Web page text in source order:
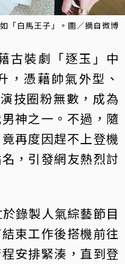
「白馬王子」。圖／摘自微博
古裝劇「逐玉」中
，憑藉帥氣外型、
技圈粉無數，成為
神之一。不過，隨
再度因趕不上登機
，引發網友熱烈討
錄製人氣綜藝節目
束工作後搭機前往
安排緊湊，直到登